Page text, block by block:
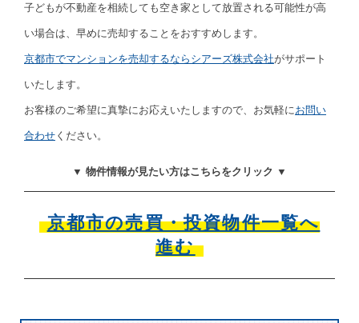
子どもが不動産を相続しても空き家として放置される可能性が高
い場合は、早めに売却することをおすすめします。
京都市でマンションを売却するならシアーズ株式会社がサポート
いたします。
お客様のご希望に真摯にお応えいたしますので、お気軽に お問い
合わせ ください。
▼ 物件情報が見たい方はこちらをクリック ▼
京都市の売買・投資物件一覧へ
進む